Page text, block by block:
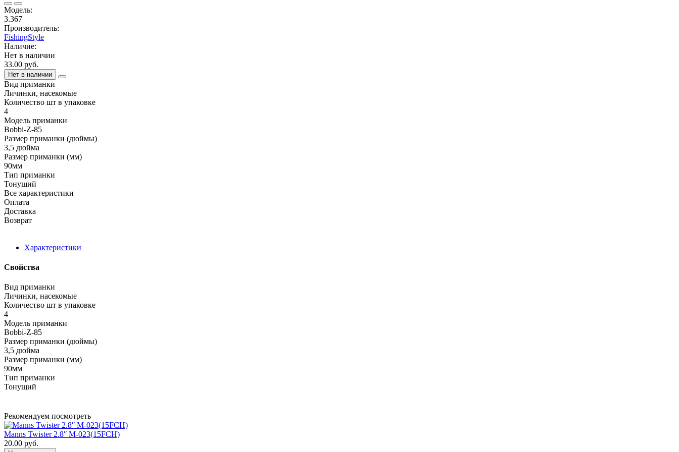
Модель:
3.367
Производитель:
FishingStyle
Наличие:
Нет в наличии
33.00 руб.
Нет в наличии
Вид приманки
Личинки, насекомые
Количество шт в упаковке
4
Модель приманки
Bobbi-Z-85
Размер приманки (дюймы)
3,5 дюйма
Размер приманки (мм)
90мм
Тип приманки
Тонущий
Все характеристики
Оплата
Доставка
Возврат
Характеристики
Свойства
Вид приманки
Личинки, насекомые
Количество шт в упаковке
4
Модель приманки
Bobbi-Z-85
Размер приманки (дюймы)
3,5 дюйма
Размер приманки (мм)
90мм
Тип приманки
Тонущий
Рекомендуем посмотреть
Manns Twister 2.8ʺ M-023(15FCH)
20.00 руб.